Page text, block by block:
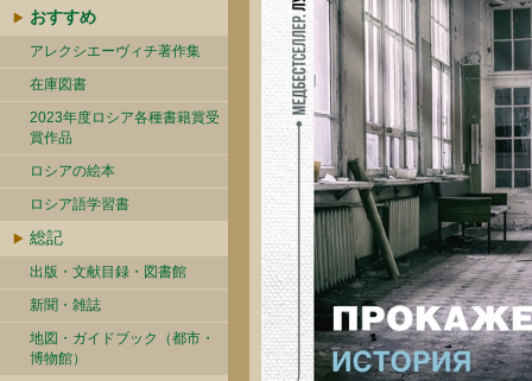
おすすめ
アレクシエーヴィチ著作集
在庫図書
2023年度ロシア各種書籍賞受
賞作品
ロシアの絵本
ロシア語学習書
総記
出版・文献目録・図書館
新聞・雑誌
地図・ガイドブック（都市・
博物館）